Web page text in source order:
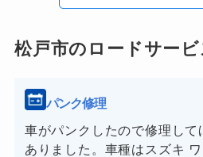
松戸市のロードサービ
パンク修理
車がパンクしたので修理し
ありました。車種はスズキ